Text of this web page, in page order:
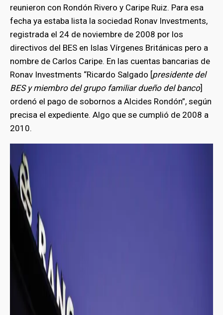
reunieron con Rondón Rivero y Caripe Ruiz. Para esa
fecha ya estaba lista la sociedad Ronav Investments,
registrada el 24 de noviembre de 2008 por los
directivos del BES en Islas Vírgenes Británicas pero a
nombre de Carlos Caripe. En las cuentas bancarias de
Ronav Investments “Ricardo Salgado [presidente del
BES y miembro del grupo familiar dueño del banco]
ordenó el pago de sobornos a Alcides Rondón”, según
precisa el expediente. Algo que se cumplió de 2008 a
2010.